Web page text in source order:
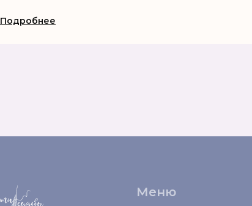
Подробнее
Меню